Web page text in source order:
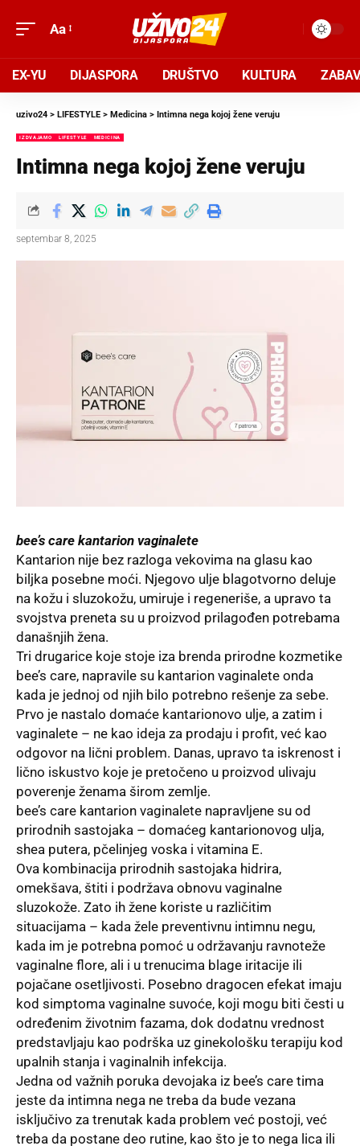
Aa
EX-YU DIJASPORA DRUŠTVO KULTURA
uzivo24 > LIFESTYLE > Medicina > Intimna nega kojoj žene veruju
IZDVAJAMO LIFESTYLE MEDICINA
Intimna nega kojoj žene veruju
septembar 8, 2025
bee’s care kantarion vaginalete
Kantarion nije bez razloga vekovima na glasu kao
biljka posebne moći. Njegovo ulje blagotvorno deluje
na kožu i sluzokožu, umiruje i regeneriše, a upravo ta
svojstva preneta su u proizvod prilagođen potrebama
današnjih žena.
Tri drugarice koje stoje iza brenda prirodne kozmetike
bee’s care, napravile su kantarion vaginalete onda
kada je jednoj od njih bilo potrebno rešenje za sebe.
Prvo je nastalo domaće kantarionovo ulje, a zatim i
vaginalete – ne kao ideja za prodaju i profit, već kao
odgovor na lični problem. Danas, upravo ta iskrenost i
lično iskustvo koje je pretočeno u proizvod ulivaju
poverenje ženama širom zemlje.
bee’s care kantarion vaginalete napravljene su od
prirodnih sastojaka – domaćeg kantarionovog ulja,
shea putera, pčelinjeg voska i vitamina E.
Ova kombinacija prirodnih sastojaka hidrira,
omekšava, štiti i podržava obnovu vaginalne
sluzokože. Zato ih žene koriste u različitim
situacijama – kada žele preventivnu intimnu negu,
kada im je potrebna pomoć u održavanju ravnoteže
vaginalne flore, ali i u trenucima blage iritacije ili
pojačane osetljivosti. Posebno dragocen efekat imaju
kod simptoma vaginalne suvoće, koji mogu biti česti u
određenim životnim fazama, dok dodatnu vrednost
predstavljaju kao podrška uz ginekološku terapiju kod
upalnih stanja i vaginalnih infekcija.
Jedna od važnih poruka devojaka iz bee’s care tima
jeste da intimna nega ne treba da bude vezana
isključivo za trenutak kada problem već postoji, već
treba da postane deo rutine, kao što je to nega lica ili